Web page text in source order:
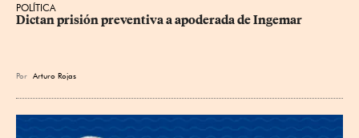
POLÍTICA
Dictan prisión preventiva a apoderada de Ingemar
Por Arturo Rojas